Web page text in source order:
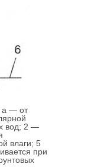
а — от
вод; 2 —
влаги; 5
при